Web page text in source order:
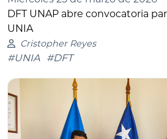
DFT UNAP abre convocatoria
UNIA
Cristopher Reyes
#UNIA #DFT